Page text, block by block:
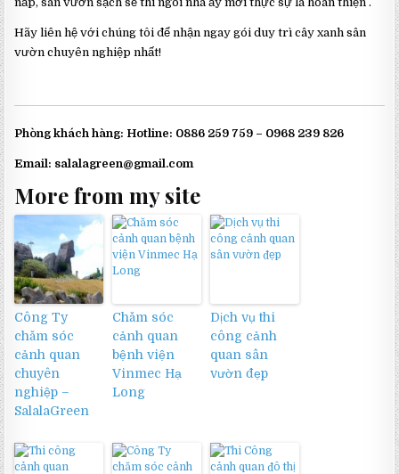
Hãy liên hệ với chúng tôi để nhận ngay gói duy trì cây xanh sân
vườn chuyên nghiệp nhất!
Phòng khách hàng: Hotline: 0886 259 759 – 0968 239 826
Email: salalagreen@gmail.com
More from my site
Công Ty
chăm sóc
cảnh quan
chuyên
nghiệp –
SalalaGreen
Chăm sóc
cảnh quan
bệnh viện
Vinmec Hạ
Long
Dịch vụ thi
công cảnh
quan sân
vườn đẹp